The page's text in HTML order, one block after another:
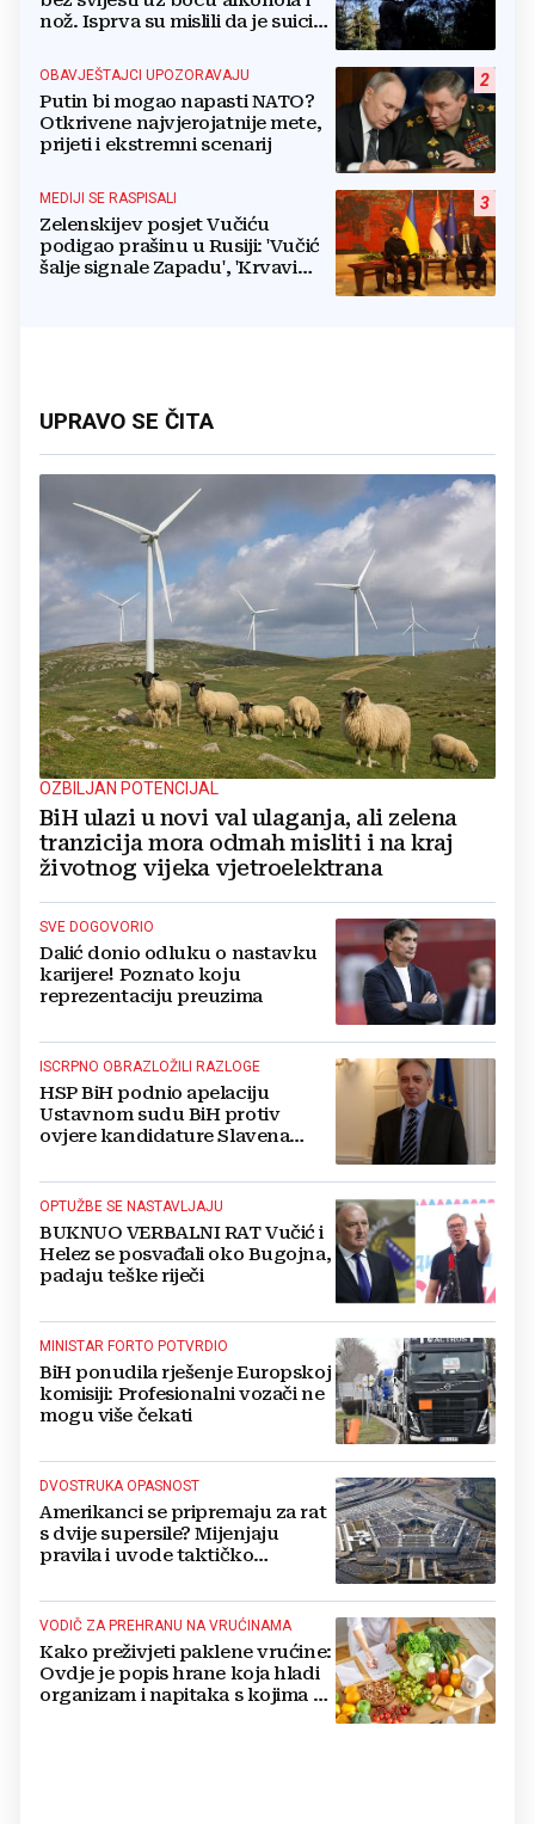
nož. Isprva su mislili da je suicid,
2
OBAVJEŠTAJCI UPOZORAVAJU
Putin bi mogao napasti NATO?
Otkrivene najvjerojatnije mete,
prijeti i ekstremni scenarij
3
MEDIJI SE RASPISALI
Zelenskijev posjet Vučiću
podigao prašinu u Rusiji: 'Vučić
šalje signale Zapadu', 'Krvavi
UPRAVO SE ČITA
OZBILJAN POTENCIJAL
BiH ulazi u novi val ulaganja, ali zelena
tranzicija mora odmah misliti i na kraj
životnog vijeka vjetroelektrana
SVE DOGOVORIO
Dalić donio odluku o nastavku
karijere! Poznato koju
reprezentaciju preuzima
ISCRPNO OBRAZLOŽILI RAZLOGE
HSP BiH podnio apelaciju
Ustavnom sudu BiH protiv
ovjere kandidature Slavena
OPTUŽBE SE NASTAVLJAJU
BUKNUO VERBALNI RAT Vučić i
Helez se posvađali oko Bugojna,
padaju teške riječi
MINISTAR FORTO POTVRDIO
BiH ponudila rješenje Europskoj
komisiji: Profesionalni vozači ne
mogu više čekati
DVOSTRUKA OPASNOST
Amerikanci se pripremaju za rat
s dvije supersile? Mijenjaju
pravila i uvode taktičko
VODIČ ZA PREHRANU NA VRUĆINAMA
Kako preživjeti paklene vrućine:
Ovdje je popis hrane koja hladi
organizam i napitaka s kojima si